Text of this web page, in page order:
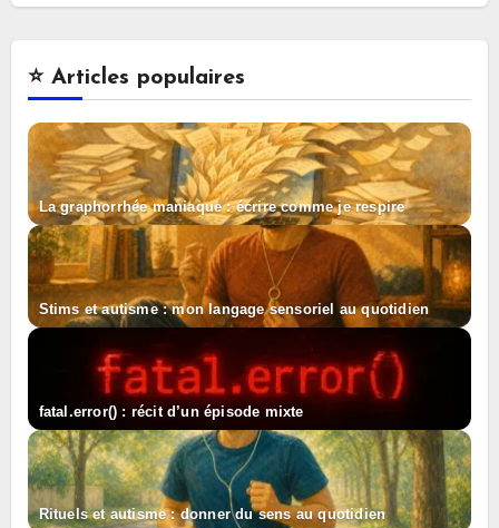
⭐️ Articles populaires
La graphorrhée maniaque : écrire comme je respire
Stims et autisme : mon langage sensoriel au quotidien
fatal.error() : récit d’un épisode mixte
Rituels et autisme : donner du sens au quotidien